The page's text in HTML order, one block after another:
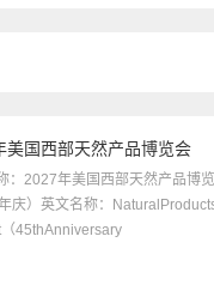
美国西部天然产品博览会
：2027年美国西部天然产品博
年庆）英文名称：
45thAnniversary